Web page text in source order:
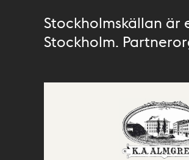
Stockholmskällan är
Stockholm.